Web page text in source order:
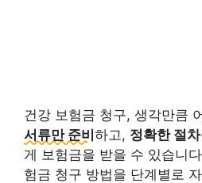
건강 보험금 청구, 생각만큼
서류만 준비 하고, 정확한 절차
게 보험금을 받을 수 있습니
험금 청구 방법을 단계별로